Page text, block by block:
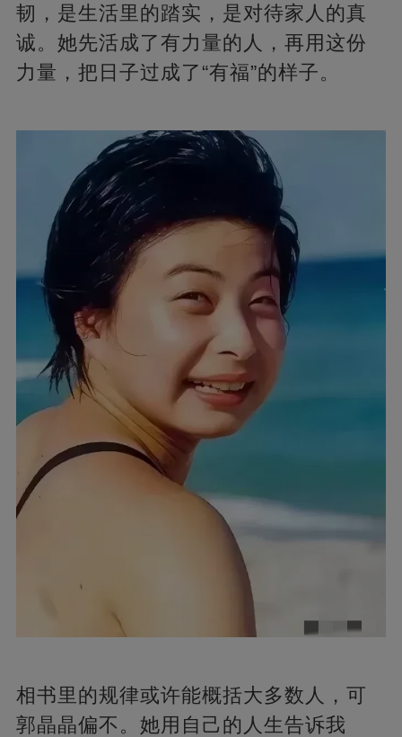
韧，是生活里的踏实，是对待家人的真
诚。她先活成了有力量的人，再用这份
力量，把日子过成了“有福”的样子。
相书里的规律或许能概括大多数人，可
郭晶晶偏不。她用自己的人生告诉我